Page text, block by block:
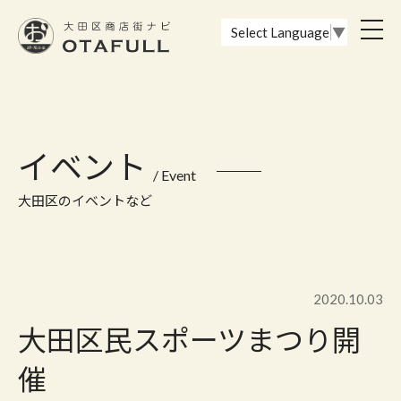
Select Language ▼
イベント / Event
大田区のイベントなど
2020.10.03
大田区民スポーツまつり開
催